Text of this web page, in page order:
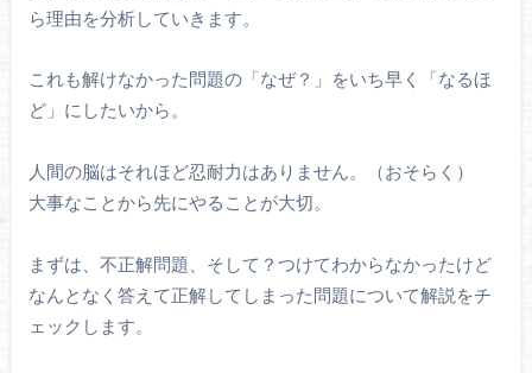
ら理由を分析していきます。
これも解けなかった問題の「なぜ？」をいち早く「なるほ
ど」にしたいから。
人間の脳はそれほど忍耐力はありません。（おそらく）
大事なことから先にやることが大切。
まずは、不正解問題、そして？つけてわからなかったけど
なんとなく答えて正解してしまった問題について解説をチ
ェックします。